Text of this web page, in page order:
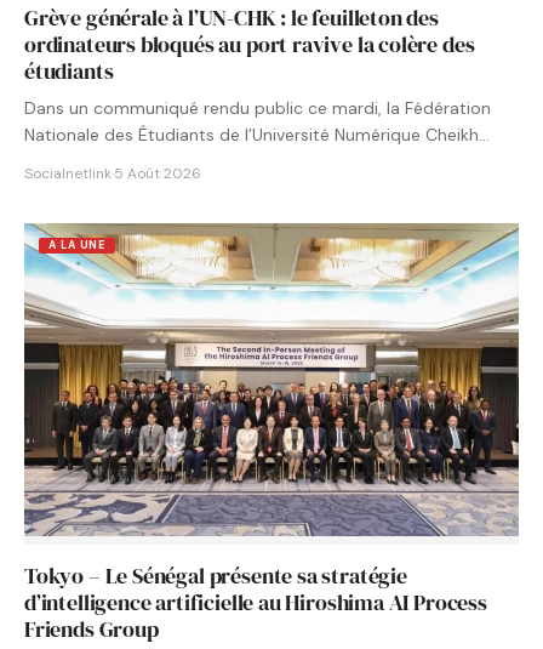
Grève générale à l’UN-CHK : le feuilleton des
ordinateurs bloqués au port ravive la colère des
étudiants
Dans un communiqué rendu public ce mardi, la Fédération
Nationale des Étudiants de l’Université Numérique Cheikh
Socialnetlink·5 Août 2026
A LA UNE
Tokyo – Le Sénégal présente sa stratégie
d’intelligence artificielle au Hiroshima AI Process
Friends Group